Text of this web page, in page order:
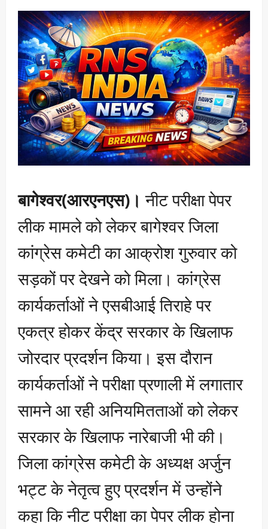
बागेश्वर(आरएनएस)। नीट परीक्षा पेपर
लीक मामले को लेकर बागेश्वर जिला
कांग्रेस कमेटी का आक्रोश गुरुवार को
सड़कों पर देखने को मिला। कांग्रेस
कार्यकर्ताओं ने एसबीआई तिराहे पर
एकत्र होकर केंद्र सरकार के खिलाफ
जोरदार प्रदर्शन किया। इस दौरान
कार्यकर्ताओं ने परीक्षा प्रणाली में लगातार
सामने आ रही अनियमितताओं को लेकर
सरकार के खिलाफ नारेबाजी भी की।
जिला कांग्रेस कमेटी के अध्यक्ष अर्जुन
भट्ट के नेतृत्व हुए प्रदर्शन में उन्होंने
कहा कि नीट परीक्षा का पेपर लीक होना